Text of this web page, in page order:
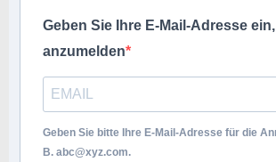
Geben Sie Ihre E-Mail-Adresse
anzumelden
Geben Sie bitte Ihre E-Mail-Adresse für die
B. abc@xyz.com.